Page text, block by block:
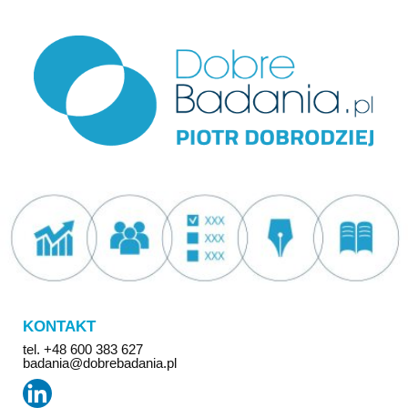
KONTAKT
tel. +48 600 383 627
badania@dobrebadania.pl